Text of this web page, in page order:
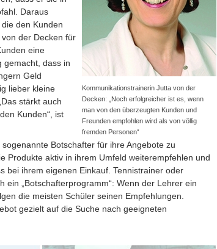
share me! weiterleiten
Kommunikationstrainerin Jutta von der
Decken: „Noch erfolgreicher ist es, wenn
man von den überzeugten Kunden und
Freunden empfohlen wird als von völlig
fremden Personen“
Daraus
den Kunden
der Decken für
eine
gemacht, dass in
Geld
lieber kleine
stärkt auch
Kunden“, ist
Botschafter für ihre Angebote zu
Produkte aktiv in ihrem Umfeld weiterempfehlen und
bei ihrem eigenen Einkauf. Tennistrainer oder
ein „Botschafterprogramm“: Wenn der Lehrer ein
die meisten Schüler seinen Empfehlungen.
gezielt auf die Suche nach geeigneten